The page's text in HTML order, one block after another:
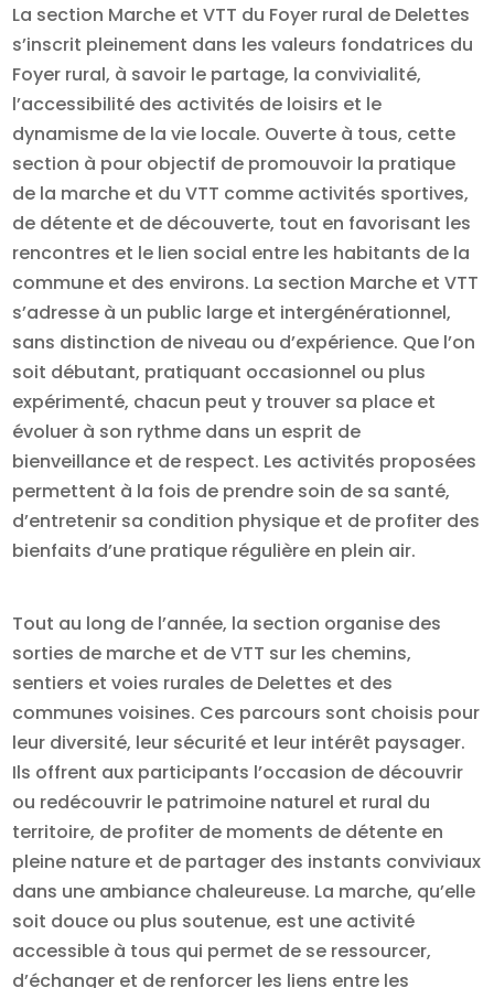
La section Marche et VTT du Foyer rural de Delettes
s’inscrit pleinement dans les valeurs fondatrices du
Foyer rural, à savoir le partage, la convivialité,
l’accessibilité des activités de loisirs et le
dynamisme de la vie locale. Ouverte à tous, cette
section à pour objectif de promouvoir la pratique
de la marche et du VTT comme activités sportives,
de détente et de découverte, tout en favorisant les
rencontres et le lien social entre les habitants de la
commune et des environs. La section Marche et VTT
s’adresse à un public large et intergénérationnel,
sans distinction de niveau ou d’expérience. Que l’on
soit débutant, pratiquant occasionnel ou plus
expérimenté, chacun peut y trouver sa place et
évoluer à son rythme dans un esprit de
bienveillance et de respect. Les activités proposées
permettent à la fois de prendre soin de sa santé,
d’entretenir sa condition physique et de profiter des
bienfaits d’une pratique régulière en plein air.
Tout au long de l’année, la section organise des
sorties de marche et de VTT sur les chemins,
sentiers et voies rurales de Delettes et des
communes voisines. Ces parcours sont choisis pour
leur diversité, leur sécurité et leur intérêt paysager.
Ils offrent aux participants l’occasion de découvrir
ou redécouvrir le patrimoine naturel et rural du
territoire, de profiter de moments de détente en
pleine nature et de partager des instants conviviaux
dans une ambiance chaleureuse. La marche, qu’elle
soit douce ou plus soutenue, est une activité
accessible à tous qui permet de se ressourcer,
d’échanger et de renforcer les liens entre les